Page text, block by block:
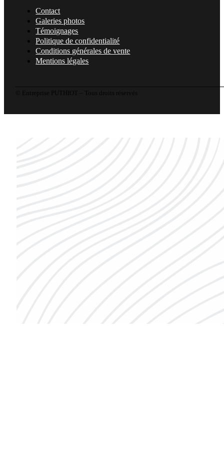
Contact
Galeries photos
Témoignages
Politique de confidentialité
Conditions générales de vente
Mentions légales
© Entreprise PUTHIOT – Tous droits réservés